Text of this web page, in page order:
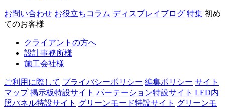
お問い合わせ お役立ちコラム ディスプレイブログ 特集 初め
てのお客様
クライアントの方へ
設計事務所様
施工会社様
ご利用に際して プライバシーポリシー 編集ポリシー サイト
マップ 掲示板特設サイト パーテーション特設サイト LED内
照パネル特設サイト グリーンモード特設サイト グリーンモ